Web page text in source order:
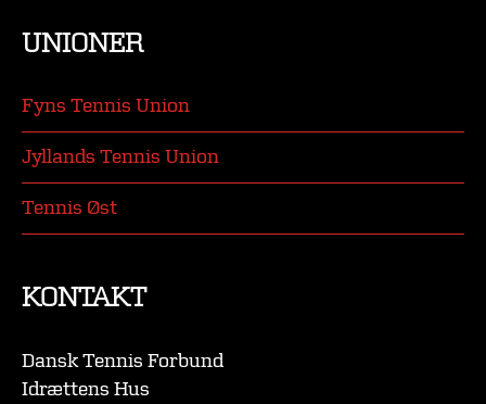
UNIONER
Fyns Tennis Union
Jyllands Tennis Union
Tennis Øst
KONTAKT
Dansk Tennis Forbund
Idrættens Hus